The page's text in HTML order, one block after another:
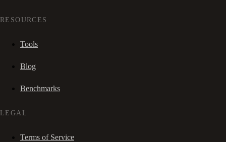
RESOURCES
Tools
Blog
Benchmarks
LEGAL
Terms of Service